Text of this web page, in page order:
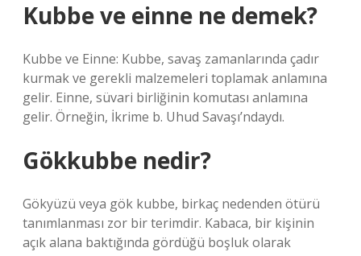
Kubbe ve einne ne demek?
Kubbe ve Einne: Kubbe, savaş zamanlarında çadır
kurmak ve gerekli malzemeleri toplamak anlamına
gelir. Einne, süvari birliğinin komutası anlamına
gelir. Örneğin, İkrime b. Uhud Savaşı’ndaydı.
Gökkubbe nedir?
Gökyüzü veya gök kubbe, birkaç nedenden ötürü
tanımlanması zor bir terimdir. Kabaca, bir kişinin
açık alana baktığında gördüğü boşluk olarak